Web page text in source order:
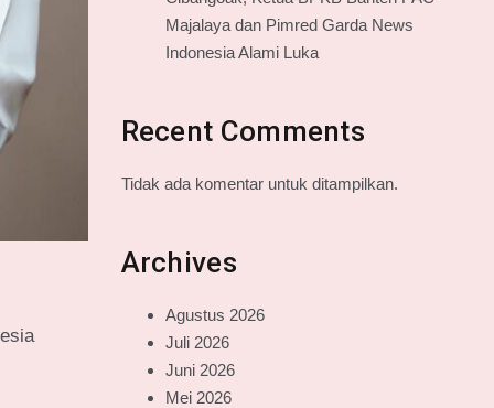
Majalaya dan Pimred Garda News
Indonesia Alami Luka
Recent Comments
Tidak ada komentar untuk ditampilkan.
Archives
Agustus 2026
Juli 2026
Juni 2026
Mei 2026